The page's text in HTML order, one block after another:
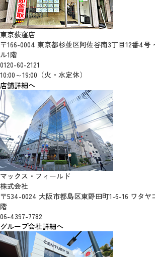
東京荻窪店
〒166-0004 東京都杉並区阿佐谷南3丁目12番4号
ル1階
0120-60-2121
10:00～19:00（火・水定休）
店舗詳細へ
マックス・フィールド
株式会社
〒534-0024 大阪市都島区東野田町1-6-16 ワタヤ
階
06-4397-7782
グループ会社詳細へ